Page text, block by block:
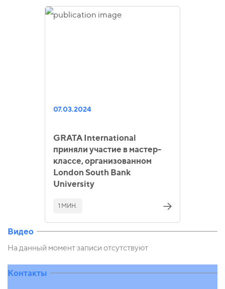
07.03.2024
GRATA International
приняли участие в мастер-
классе, организованном
London South Bank
University
1 МИН.
Видео
На данный момент записи отсутствуют
Контакты